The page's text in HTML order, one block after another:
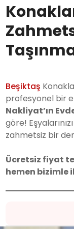
Beşiktaş
profesyonel bir
Nakliyat’ın
göre!
zahmetsiz bir
Ücretsiz fiyat
hemen bizimle